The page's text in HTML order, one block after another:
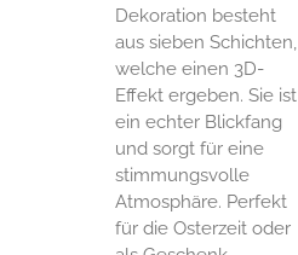
Dekoration besteht
aus sieben Schichten,
welche einen 3D-
Effekt ergeben. Sie ist
ein echter Blickfang
und sorgt für eine
stimmungsvolle
Atmosphäre. Perfekt
für die Osterzeit oder